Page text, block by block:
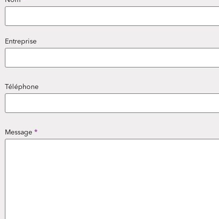
Entreprise
Téléphone
Message *